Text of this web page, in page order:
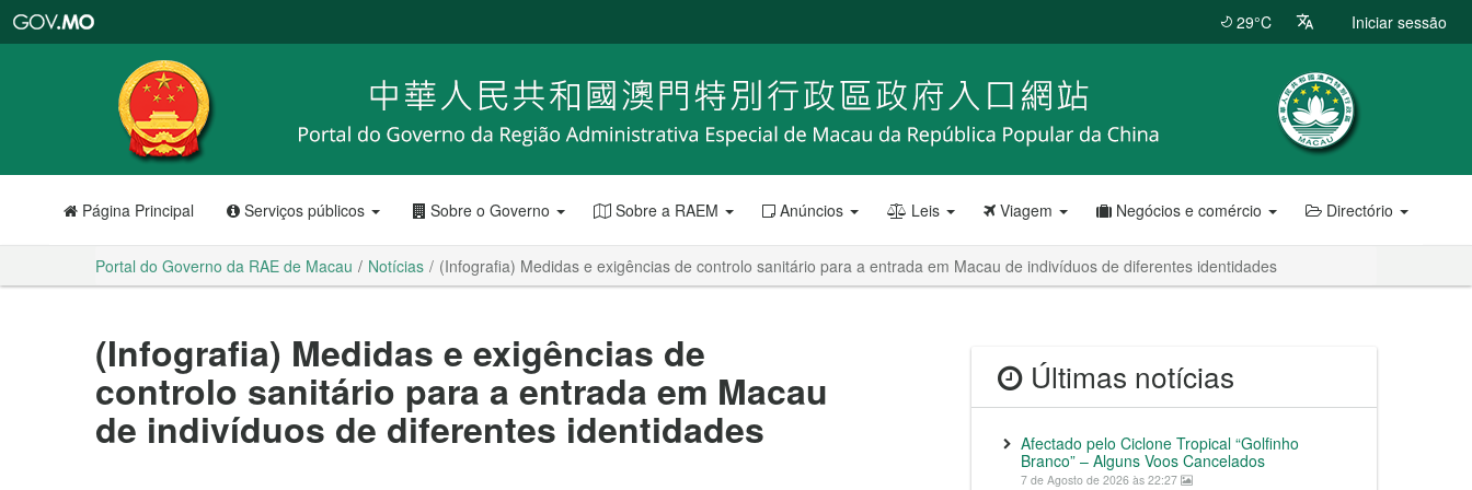
RAE
de
Macau
29°C Iniciar sessão
Página Principal Serviços públicos Sobre o Governo Sobre a RAEM Anúncios Leis Viagem Negócios e comércio Directório
Portal do Governo da RAE de Macau Notícias (Infografia) Medidas e exigências de controlo sanitário para a entrada em Macau de indivíduos de diferentes identidades
(Infografia) Medidas e exigências de
controlo sanitário para a entrada em Macau
de indivíduos de diferentes identidades
Últimas notícias
Afectado pelo Ciclone Tropical “Golfinho
Branco” – Alguns Voos Cancelados
7 de Agosto de 2026 às 22:27